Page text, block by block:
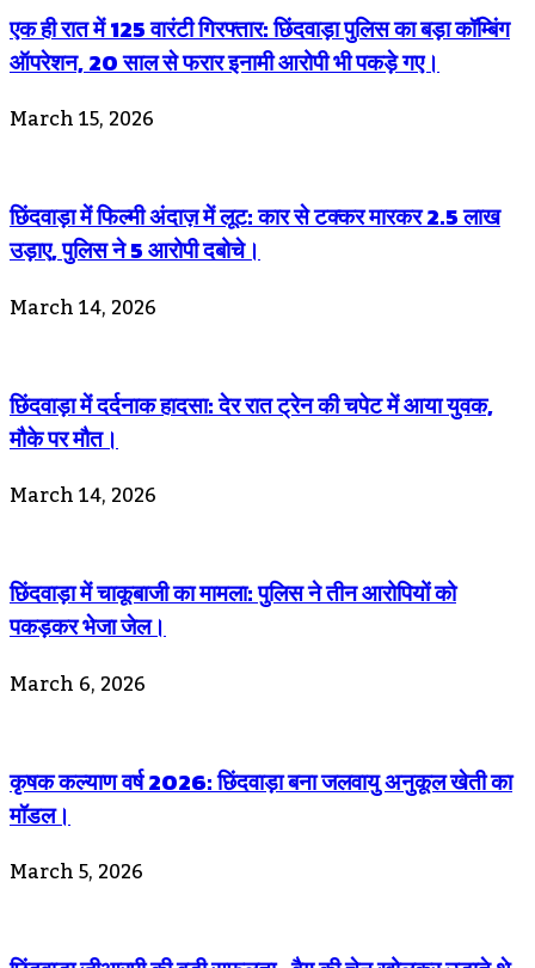
एक ही रात में 125 वारंटी गिरफ्तार: छिंदवाड़ा पुलिस का बड़ा कॉम्बिंग
ऑपरेशन, 20 साल से फरार इनामी आरोपी भी पकड़े गए।
March 15, 2026
छिंदवाड़ा में फिल्मी अंदाज़ में लूट: कार से टक्कर मारकर 2.5 लाख
उड़ाए, पुलिस ने 5 आरोपी दबोचे।
March 14, 2026
छिंदवाड़ा में दर्दनाक हादसा: देर रात ट्रेन की चपेट में आया युवक,
मौके पर मौत।
March 14, 2026
छिंदवाड़ा में चाकूबाजी का मामला: पुलिस ने तीन आरोपियों को
पकड़कर भेजा जेल।
March 6, 2026
कृषक कल्याण वर्ष 2026: छिंदवाड़ा बना जलवायु अनुकूल खेती का
मॉडल।
March 5, 2026